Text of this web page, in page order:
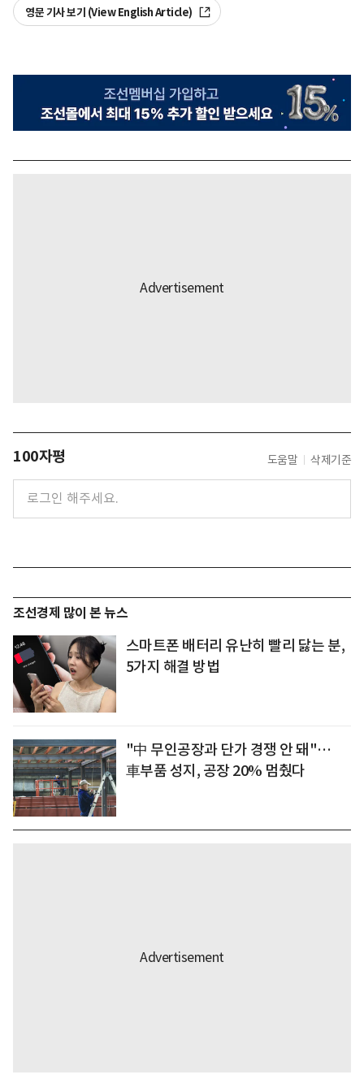
영문 기사 보기 (View English Article)
100자평 도움말 삭제기준
조선경제 많이 본 뉴스
스마트폰 배터리 유난히 빨리 닳는 분,
5가지 해결 방법
"中 무인공장과 단가 경쟁 안 돼"…
車부품 성지, 공장 20% 멈췄다